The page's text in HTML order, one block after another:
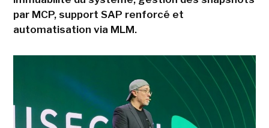
par MCP, support SAP renforcé et
automatisation via MLM.